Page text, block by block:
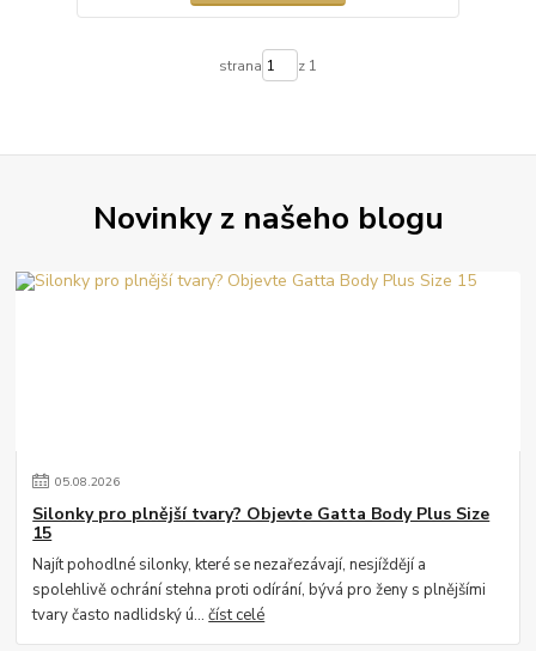
strana z 1
Novinky z našeho blogu
05.08.2026
Silonky pro plnější tvary? Objevte Gatta Body Plus Size
15
Najít pohodlné silonky, které se nezařezávají, nesjíždějí a
spolehlivě ochrání stehna proti odírání, bývá pro ženy s plnějšími
tvary často nadlidský ú...číst celé